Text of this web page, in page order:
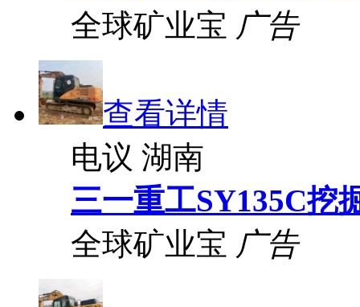
全球矿业宝 广告
查看详情
电议 湖南
三一重工SY135C挖
全球矿业宝 广告